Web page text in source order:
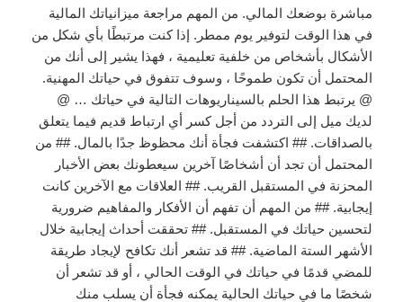
مباشرة بوضعك المالي. من المهم مراجعة ميزانياتك المالية
في هذا الوقت لتوفير يوم ممطر. إذا كنت مرتبطًا بأي شكل من
الأشكال بأشخاص من خلفية تعليمية ، فهذا يشير إلى أنك من
المحتمل أن تكون طموحًا ، وسوف تتفوق في حياتك المهنية.
@ يرتبط هذا الحلم بالسيناريوهات التالية في حياتك … @
لديك ميل إلى التردد من أجل كسر أي ارتباط قديم فيما يتعلق
بالصداقات. ## اكتشفت فجأة أنك محظوظ جدًا بالمال. ## من
المحتمل أن تجد أن أشخاصًا آخرين سيعطونك بعض الأخبار
المحزنة في المستقبل القريب. ## العلاقات مع الآخرين كانت
إيجابية. ## من المهم أن تفهم أن الأفكار والمفاهيم ضرورية
لتحسين حياتك في المستقبل. ## تحققت أحداث إيجابية خلال
الأشهر الستة الماضية. ## قد تشعر أنك تكافح لإيجاد طريقة
للمضي قدمًا في حياتك في الوقت الحالي ، أو قد تشعر أن
شخصًا ما في حياتك الحالية يمكنه فجأة أن يسلب منك